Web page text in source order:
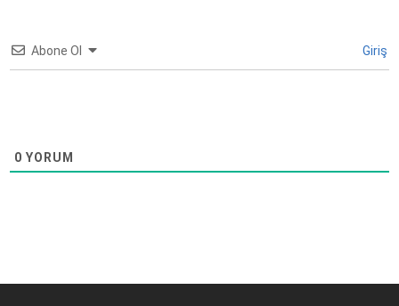
Abone Ol Giriş
0 YORUM